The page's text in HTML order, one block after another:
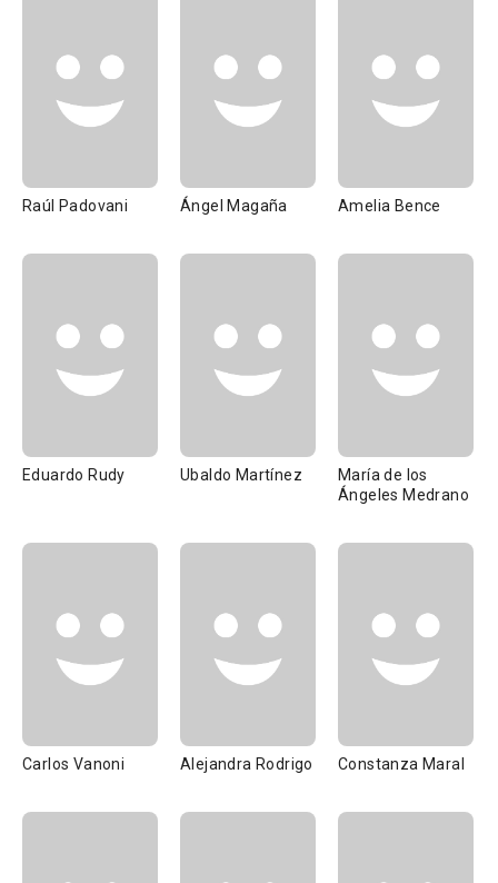
Raúl Padovani Ángel Magaña Amelia Bence
Eduardo Rudy Ubaldo Martínez
María de los
Ángeles Medrano
Carlos Vanoni Alejandra Rodrigo Constanza Maral